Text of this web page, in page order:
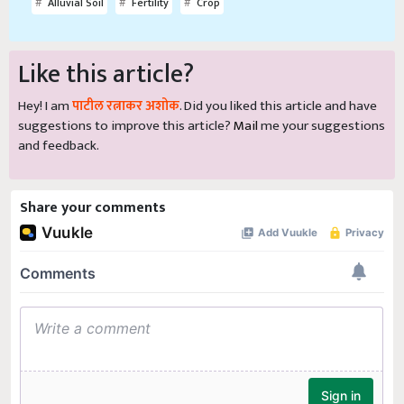
Like this article?
Hey! I amपाटील रत्नाकर अशोक. Did you liked this article and have
suggestions to improve this article?Mailme your suggestions
and feedback.
Share your comments